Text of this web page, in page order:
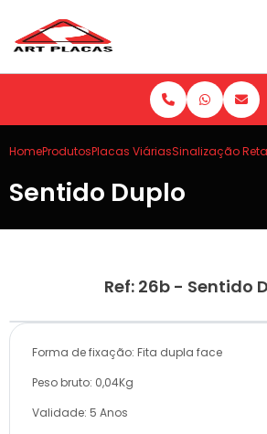
HomeProdutosPlacas ViáriasSinalização
Sentido Duplo
Ref: 26b - Sentido
Forma de fixação: Fita dupla face
Peso bruto: 0,04Kg
Validade: 5 Anos